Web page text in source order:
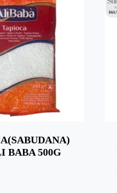
BABA 500G